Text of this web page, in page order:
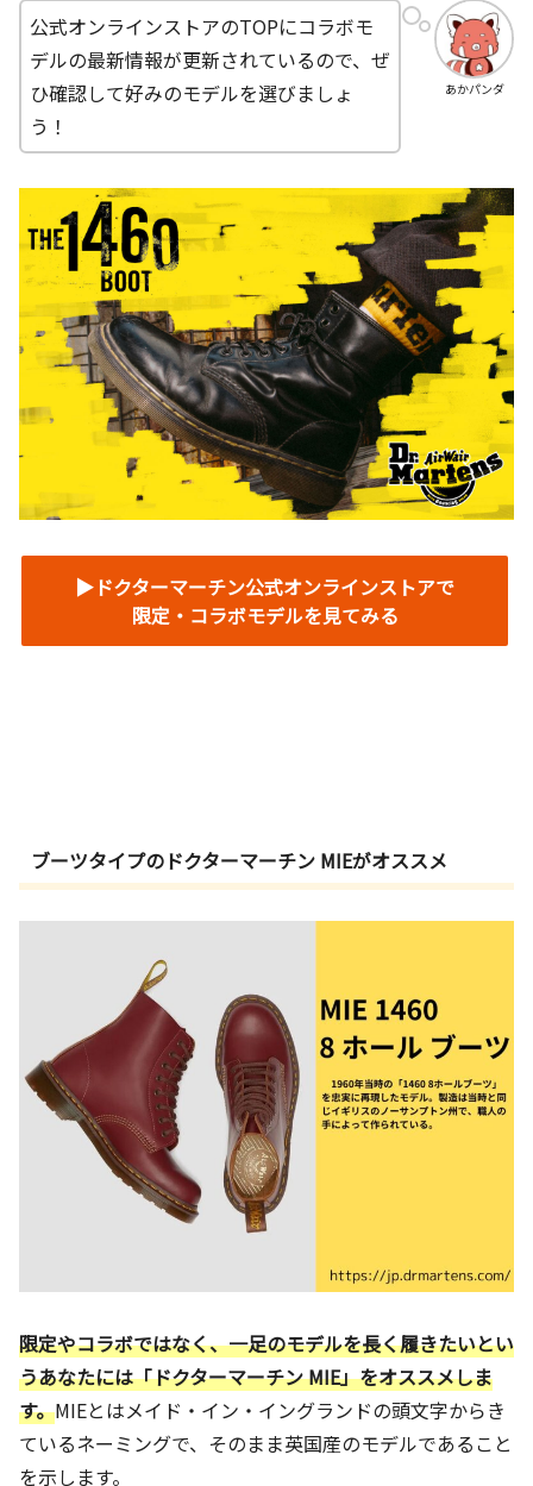
あかパンダ
公式オンラインストアのTOPにコラボモ
デルの最新情報が更新されているので、ぜ
ひ確認して好みのモデルを選びましょ
う！
▶︎ドクターマーチン公式オンラインストアで
限定・コラボモデルを見てみる
ブーツタイプのドクターマーチン MIEがオススメ
限定やコラボではなく、一足のモデルを長く履きたいとい
うあなたには「ドクターマーチン MIE」をオススメしま
す。MIEとはメイド・イン・イングランドの頭文字からき
ているネーミングで、そのまま英国産のモデルであること
を示します。